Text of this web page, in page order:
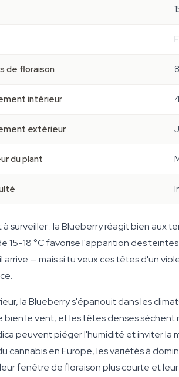
de floraison
intérieur
extérieur
du plant
à surveiller : la Blueberry réagit bien aux
15-18 °C favorise l'apparition des
arrive — mais si tu veux ces têtes d'un
la Blueberry s'épanouit dans les
bien le vent, et les têtes denses
peuvent piéger l'humidité et inviter la
cannabis en Europe, les variétés à
fenêtre de floraison plus courte et